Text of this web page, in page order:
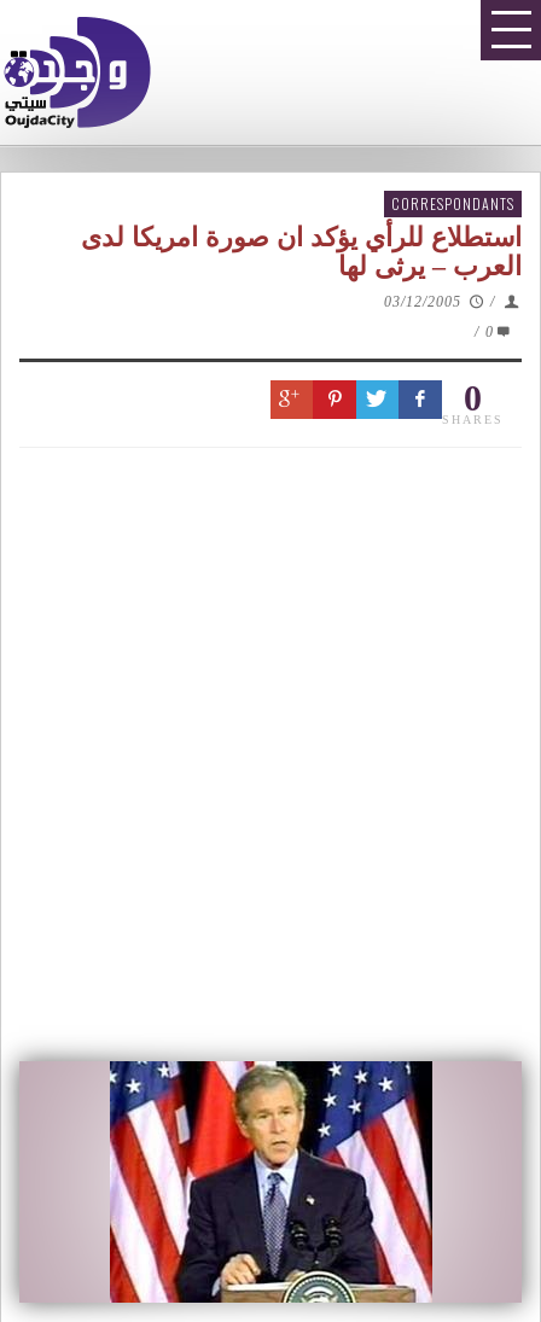
CORRESPONDANTS
استطلاع للرأي يؤكد ان صورة امريكا لدى
العرب – يرثى لها
/
03/12/2005
0
/
0
SHARES